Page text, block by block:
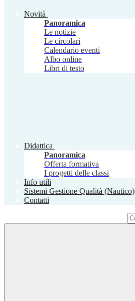
Novità
Panoramica
Le notizie
Le circolari
Calendario eventi
Albo online
Libri di testo
Didattica
Panoramica
Offerta formativa
I progetti delle classi
Info utili
Sistemi Gestione Qualità (Nautico)
Contatti